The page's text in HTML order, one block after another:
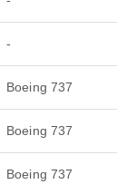
-
Boeing 737
Boeing 737
Boeing 737